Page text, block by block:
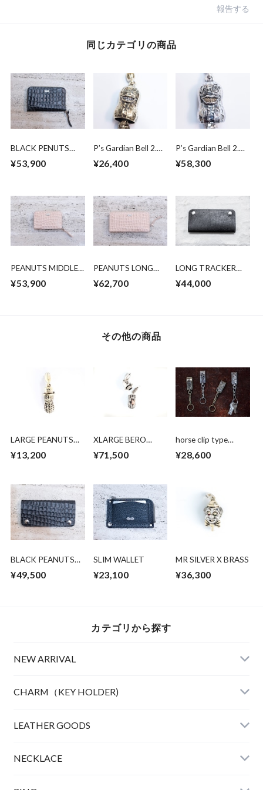
報告する
同じカテゴリの商品
BLACK PENUTS
(HP限定発売)
¥53,900
P’s Gardian Bell 2.
¥26,400
P’s Gardian Bell 2.
¥58,300
PEANUTS MIDDLE
限定販売)
¥53,900
PEANUTS LONG
定販売)
¥62,700
LONG TRACKER
¥44,000
その他の商品
LARGE PEANUTS
¥13,200
XLARGE BERO
K10PG
¥71,500
horse clip type
¥28,600
BLACK PEANUTS
WALLET (HP限定発
¥49,500
SLIM WALLET
¥23,100
MR SILVER X BRASS
¥36,300
カテゴリから探す
NEW ARRIVAL
LEATHER
CLOTHING
CHARM（KEY HOLDER)
LEATHER GOODS
NECKLACE